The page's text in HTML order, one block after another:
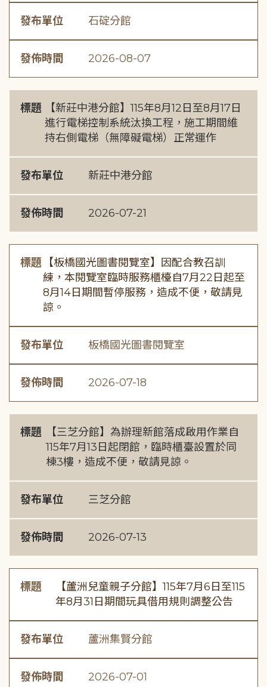
發布單位 石碇分館
發佈時間 2026-08-07
標題
【新莊中港分館】115年8月12日至8月17日
進行電梯控制系統汰換工程，施工期間維
持右側電梯（無障礙電梯）正常運作
發布單位 新莊中港分館
發佈時間 2026-07-21
標題
【板橋國光圖書閱覽室】因配合教召訓
練，本閱覽室臨時服務櫃檯自7月22日起至
8月14日期間暫停服務，造成不便，敬請見
諒。
發布單位 板橋國光圖書閱覽室
發佈時間 2026-07-18
標題
【三芝分館】為辦理新館落成啟用作業自
115年7月13日起閉館，臨時櫃臺設置於同
棟3樓，造成不便，敬請見諒。
發布單位 三芝分館
發佈時間 2026-07-13
標題
【蘆洲兒童親子分館】115年7月6日至115
年8月31日期間玩具借用規則調整公告
發布單位 蘆洲集賢分館
發佈時間 2026-07-01